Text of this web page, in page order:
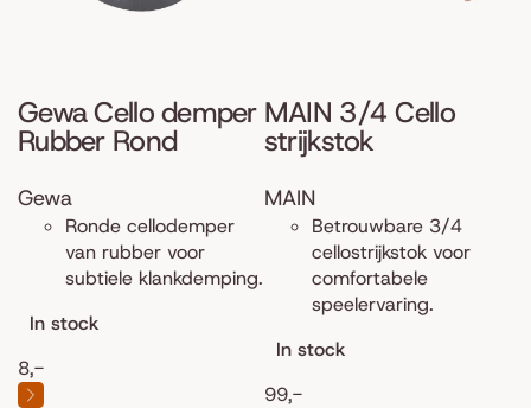
Gewa Cello demper
Rubber Rond
Gewa
Ronde cellodemper
van rubber voor
subtiele klankdemping.
In stock
8,-
MAIN 3/4 Cello
strijkstok
MAIN
Betrouwbare 3/4
cellostrijkstok voor
comfortabele
speelervaring.
In stock
99,-